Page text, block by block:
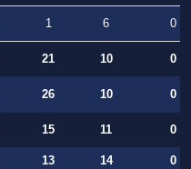
1 6
0
21 10
0
26 10
0
15 11 0
13 14
0